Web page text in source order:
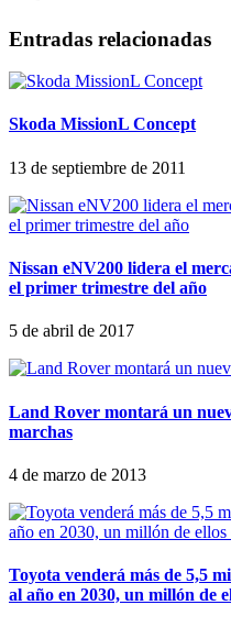
Entradas relacionadas
Skoda MissionL Concept
13 de septiembre de 2011
Nissan eNV200 lidera el
el primer trimestre del año
5 de abril de 2017
Land Rover montará un
marchas
4 de marzo de 2013
Toyota venderá más de 5,5
al año en 2030, un millón de